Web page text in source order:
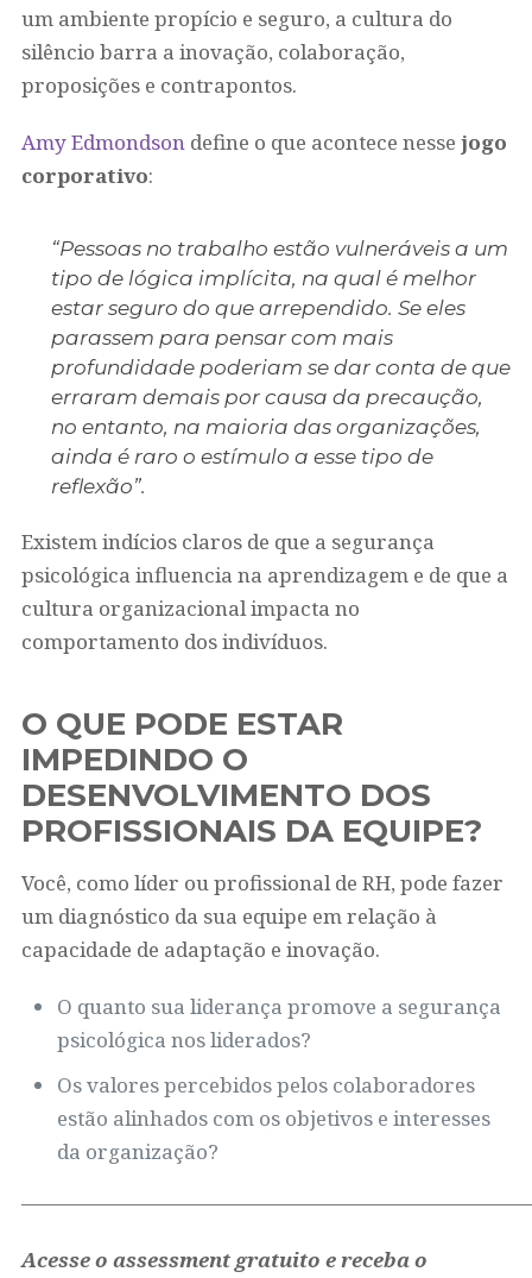
um ambiente propício e seguro, a cultura do
silêncio barra a inovação, colaboração,
proposições e contrapontos.
Amy Edmondsondefine o que acontece nesse jogo
corporativo:
“Pessoas no trabalho estão vulneráveis a um
tipo de lógica implícita, na qual é melhor
estar seguro do que arrependido. Se eles
parassem para pensar com mais
profundidade poderiam se dar conta de que
erraram demais por causa da precaução,
no entanto, na maioria das organizações,
ainda é raro o estímulo a esse tipo de
reflexão”.
Existem indícios claros de que a segurança
psicológica influencia na aprendizagem e de que a
cultura organizacional impacta no
comportamento dos indivíduos.
O QUE PODE ESTAR
IMPEDINDO O
DESENVOLVIMENTO DOS
PROFISSIONAIS DA EQUIPE?
Você, como líder ou profissional de RH, pode fazer
um diagnóstico da sua equipe em relação à
capacidade de adaptação e inovação.
O quanto sua liderança promove a segurança
psicológica nos liderados?
Os valores percebidos pelos colaboradores
estão alinhados com os objetivos e interesses
da organização?
Acesse o assessment gratuito e receba o